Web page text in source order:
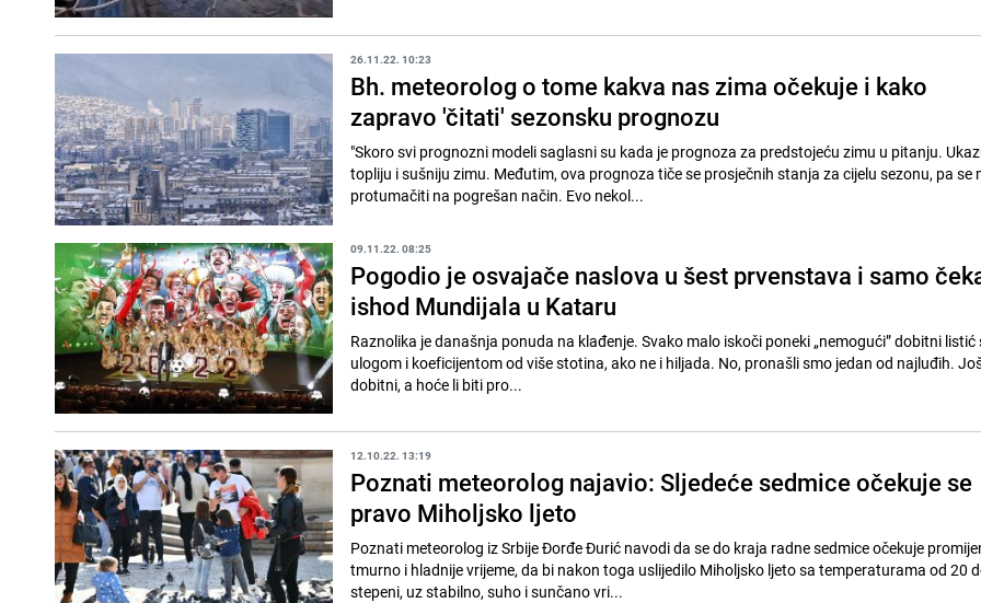
26.11.22. 10:23
Bh. meteorolog o tome kakva nas zima očekuje i kako
zapravo 'čitati' sezonsku prognozu
"Skoro svi prognozni modeli saglasni su kada je prognoza za predstojeću zimu u pitanju.
topliju i sušniju zimu. Međutim, ova prognoza tiče se prosječnih stanja za cijelu sezonu, pa se
protumačiti na pogrešan način. Evo nekol...
09.11.22. 08:25
Pogodio je osvajače naslova u šest prvenstava i samo
ishod Mundijala u Kataru
Raznolika je današnja ponuda na klađenje. Svako malo iskoči poneki „nemogući” dobitni listić
ulogom i koeficijentom od više stotina, ako ne i hiljada. No, pronašli smo jedan od najluđih. Još uvijek nije
dobitni, a hoće li biti pro...
12.10.22. 13:19
Poznati meteorolog najavio: Sljedeće sedmice očekuje se
pravo Miholjsko ljeto
Poznati meteorolog iz Srbije Đorđe Đurić navodi da se do kraja radne sedmice očekuje
tmurno i hladnije vrijeme, da bi nakon toga uslijedilo Miholjsko ljeto sa temperaturama od 20
stepeni, uz stabilno, suho i sunčano vri...